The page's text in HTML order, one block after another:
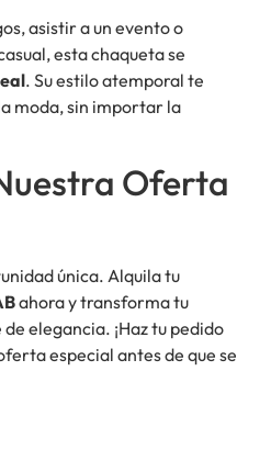
asistir a un evento o
esta chaqueta se
. Su estilo atemporal te
moda, sin importar la
Oferta
única. Alquila tu
ahora y transforma tu
elegancia. ¡Haz tu pedido
especial antes de que se